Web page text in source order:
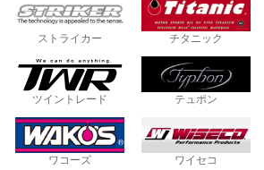
ストライカー チタニック
ツイントレード テュポン
ワコーズ ワイセコ